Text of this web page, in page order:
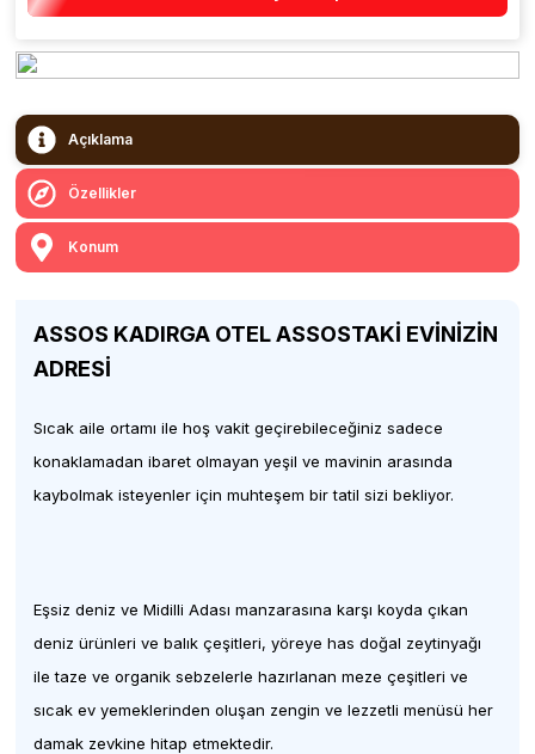
Açıklama
Özellikler
Konum
ASSOS KADIRGA OTEL ASSOSTAKİ EVİNİZİN
ADRESİ
Sıcak aile ortamı ile hoş vakit geçirebileceğiniz sadece
konaklamadan ibaret olmayan yeşil ve mavinin arasında
kaybolmak isteyenler için muhteşem bir tatil sizi bekliyor.
Eşsiz deniz ve Midilli Adası manzarasına karşı koyda çıkan
deniz ürünleri ve balık çeşitleri, yöreye has doğal zeytinyağı
ile taze ve organik sebzelerle hazırlanan meze çeşitleri ve
sıcak ev yemeklerinden oluşan zengin ve lezzetli menüsü her
damak zevkine hitap etmektedir.